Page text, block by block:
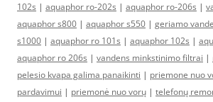
102s | aquaphor ro-202s | aquaphor ro-206s |
aquaphor s800 | aquaphor s550 | geriamo
s1000 | aquaphor ro 101s | aquaphor 102s |
aquaphor ro 206s | vandens minkstinimo filtrai |
pelesio kvapa galima panaikinti | priemone nuo
pardavimui | priemonė nuo vorų | telefonų